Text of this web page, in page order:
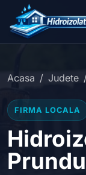
Acasa Judete
FIRMA LOCALA
Prundu